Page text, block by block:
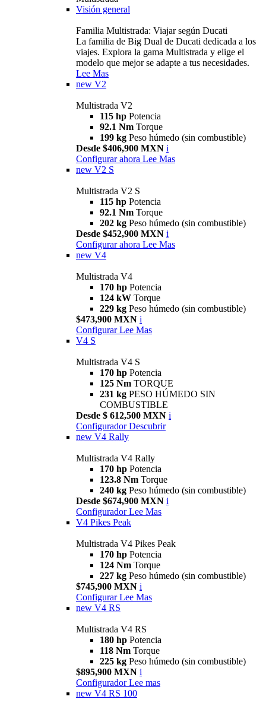
Visión general
Familia Multistrada: Viajar según Ducati
La familia de Big Dual de Ducati dedicada a los
viajes. Explora la gama Multistrada y elige el
modelo que mejor se adapte a tus necesidades.
Lee Mas
new V2
Multistrada V2
115 hp Potencia
92.1 Nm Torque
199 kg Peso húmedo (sin combustible)
Desde $406,900 MXN i
Configurar ahora Lee Mas
new V2 S
Multistrada V2 S
115 hp Potencia
92.1 Nm Torque
202 kg Peso húmedo (sin combustible)
Desde $452,900 MXN i
Configurar ahora Lee Mas
new V4
Multistrada V4
170 hp Potencia
124 kW Torque
229 kg Peso húmedo (sin combustible)
$473,900 MXN i
Configurar Lee Mas
V4 S
Multistrada V4 S
170 hp Potencia
125 Nm TORQUE
231 kg PESO HÚMEDO SIN
COMBUSTIBLE
Desde $ 612,500 MXN i
Configurador Descubrir
new V4 Rally
Multistrada V4 Rally
170 hp Potencia
123.8 Nm Torque
240 kg Peso húmedo (sin combustible)
Desde $674,900 MXN i
Configurador Lee Mas
V4 Pikes Peak
Multistrada V4 Pikes Peak
170 hp Potencia
124 Nm Torque
227 kg Peso húmedo (sin combustible)
$745,900 MXN i
Configurar Lee Mas
new V4 RS
Multistrada V4 RS
180 hp Potencia
118 Nm Torque
225 kg Peso húmedo (sin combustible)
$895,900 MXN i
Configurador Lee mas
new V4 RS 100